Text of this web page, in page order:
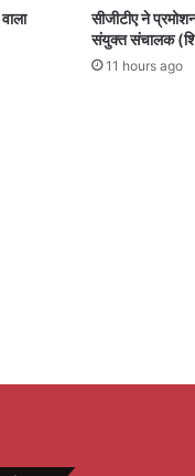
सीजीटीए ने
संयुक्त संचालक
11 hours ago